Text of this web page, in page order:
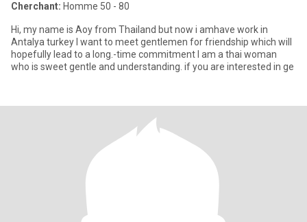
Cherchant: Homme 50 - 80
Hi, my name is Aoy from Thailand but now i amhave work in
Antalya turkey I want to meet gentlemen for friendship which will
hopefully lead to a long.-time commitment I am a thai woman
who is sweet gentle and understanding. if you are interested in ge